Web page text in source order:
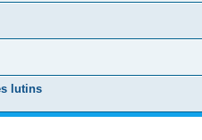
lutins